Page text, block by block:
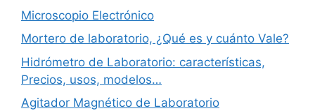
Microscopio Electrónico
Mortero de laboratorio, ¿Qué es y cuánto Vale?
Hidrómetro de Laboratorio: características,
Precios, usos, modelos…
Agitador Magnético de Laboratorio